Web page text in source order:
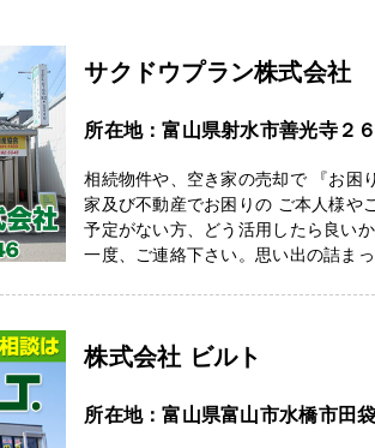
サクドウプラン株式会社
所在地：富山県射水市善光寺２
相続物件や、空き家の売却で 『お
家及び不動産でお困りの ご本人様
予定がない方、どう活用したら良い
一度、ご連絡下さい。思い出の詰ま
株式会社 ビルト
所在地：富山県富山市水橋市田